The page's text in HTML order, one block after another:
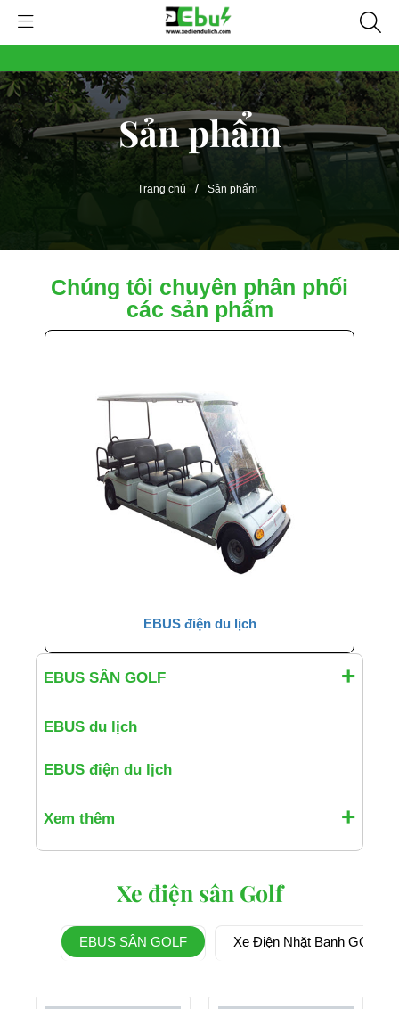
Sản phẩm
Trang chủ / Sản phẩm
Chúng tôi chuyên phân phối
các sản phẩm
EBUS điện du lịch
EBUS SÂN GOLF
EBUS du lịch
EBUS điện du lịch
Xem thêm
Xe điện sân Golf
EBUS SÂN GOLF Xe Điện Nhặt Banh GOLF